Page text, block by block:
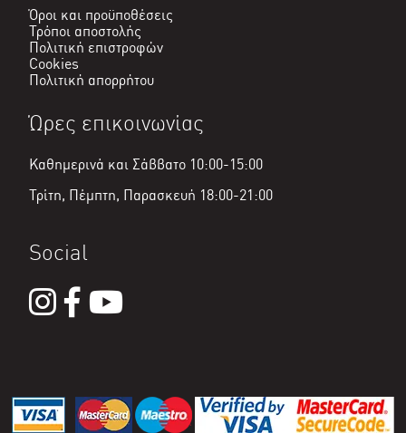
Όροι και προϋποθέσεις
Τρόποι αποστολής
Πολιτική επιστροφών
Cookies
Πολιτική απορρήτου
Ώρες επικοινωνίας
Καθημερινά και Σάββατο 10:00-15:00
Τρίτη, Πέμπτη, Παρασκευή 18:00-21:00
Social